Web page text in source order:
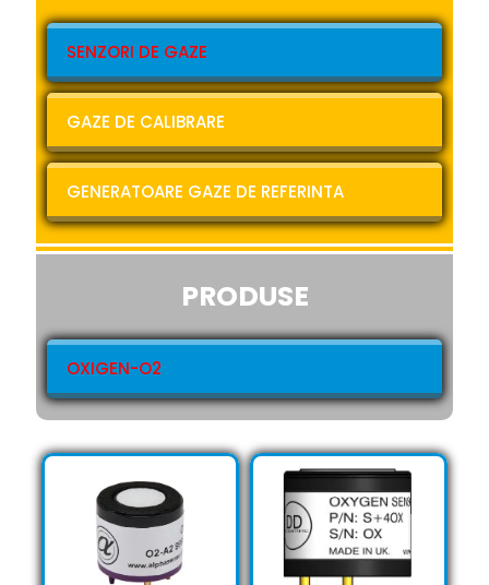
SENZORI DE GAZE
GAZE DE CALIBRARE
GENERATOARE GAZE DE REFERINTA
PRODUSE
OXIGEN-O2